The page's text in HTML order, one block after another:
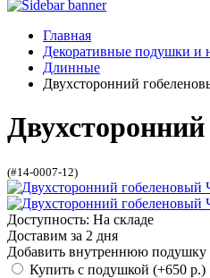
Главная
Декоративные подушки и
Длинные
Двухсторонний
(#14-0007-12)
Доступность: На складе
Доставим за 2 дня
Добавить внутреннюю подушку
Купить с подушкой (+650 р.)